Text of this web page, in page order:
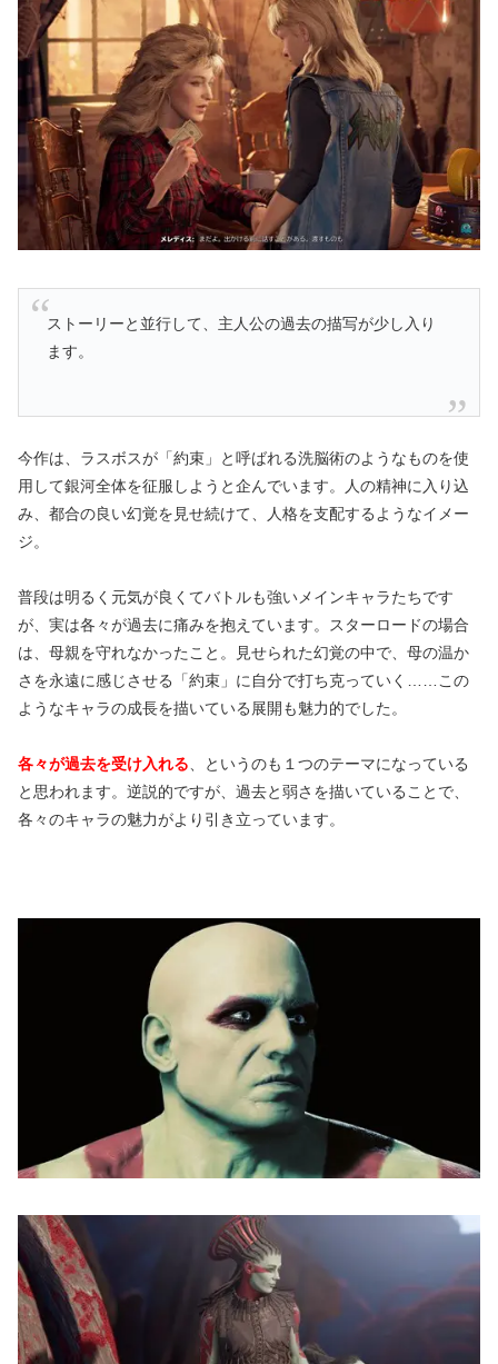
ストーリーと並行して、主人公の過去の描写が少し入り
ます。
今作は、ラスボスが「約束」と呼ばれる洗脳術のようなものを使
用して銀河全体を征服しようと企んでいます。人の精神に入り込
み、都合の良い幻覚を見せ続けて、人格を支配するようなイメー
ジ。
普段は明るく元気が良くてバトルも強いメインキャラたちです
が、実は各々が過去に痛みを抱えています。スターロードの場合
は、母親を守れなかったこと。見せられた幻覚の中で、母の温か
さを永遠に感じさせる「約束」に自分で打ち克っていく……この
ようなキャラの成長を描いている展開も魅力的でした。
各々が過去を受け入れる、というのも１つのテーマになっている
と思われます。逆説的ですが、過去と弱さを描いていることで、
各々のキャラの魅力がより引き立っています。